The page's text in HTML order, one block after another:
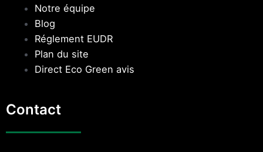
Notre équipe
Blog
Réglement EUDR
Plan du site
Direct Eco Green avis
Contact